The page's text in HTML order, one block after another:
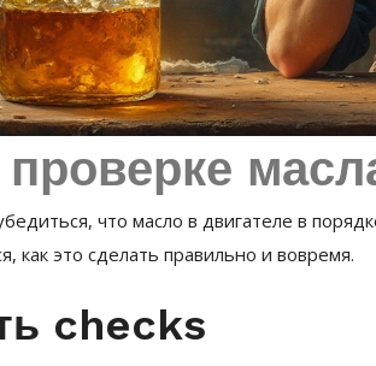
что масло в двигателе в
как это сделать правильно и вовремя.
checks